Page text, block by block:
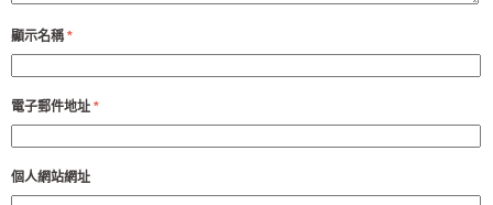
顯示名稱 *
電子郵件地址 *
個人網站網址